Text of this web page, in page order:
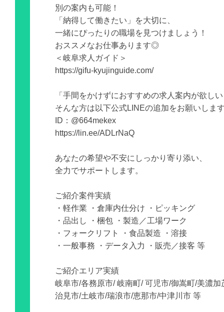
別の案内も可能！
「納得して働きたい」を大切に、
一緒にぴったりの職場を見つけましょう！
おススメなお仕事あります◎
＜岐阜求人ガイド＞
https://gifu-kyujinguide.com/
「手間をかけずにおすすめの求人案内が欲し
そんな方は以下公式LINEの追加をお願いしま
ID：@664mekex
https://lin.ee/ADLrNaQ
あなたの希望や不安にしっかり寄り添い、
全力でサポートします。
ご紹介案件実績
・軽作業 ・倉庫内仕分け ・ピッキング
・品出し ・梱包 ・製造／工場ワーク
・フォークリフト ・食品製造 ・溶接
・一般事務 ・データ入力 ・販売／接客 等
ご紹介エリア実績
岐阜市/各務原市/ 岐南町/ 可児市/御嵩町/美濃加
治見市/土岐市/瑞浪市/恵那市/中津川市 等